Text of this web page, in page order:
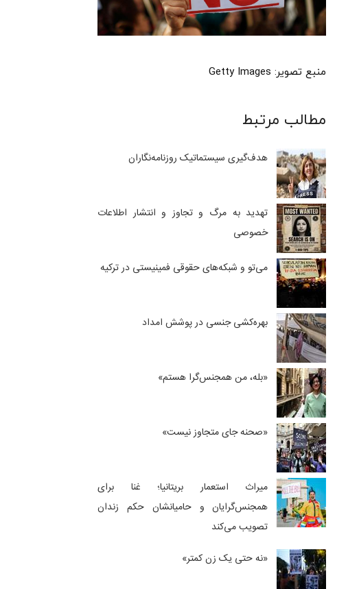
منبع تصویر: Getty Images
مطالب مرتبط
هدف‌گیری سیستماتیک روزنامه‌نگاران
تهدید به مرگ و تجاوز و انتشار اطلاعات
خصوصی
می‌تو و شبکه‌های حقوقی فمینیستی در ترکیه
بهره‌کشی جنسی در پوشش امداد
«بله، من همجنس‌گرا هستم»
«صحنه جای متجاوز نیست»
میراث استعمار بریتانیا؛ غنا برای
همجنس‌گرایان و حامیانشان حکم زندان
تصویب می‌کند
«نه حتی یک زن کمتر»